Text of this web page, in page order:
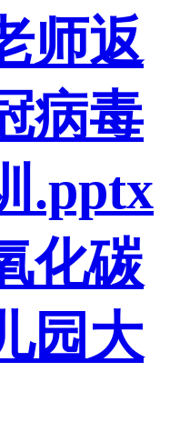
师返
病毒
.pptx
化碳
园大